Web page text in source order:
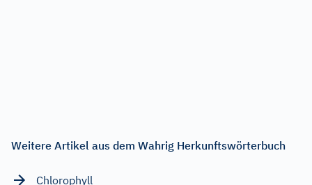
Weitere Artikel aus dem Wahrig Herkunftswörterbuch
Chlorophyll